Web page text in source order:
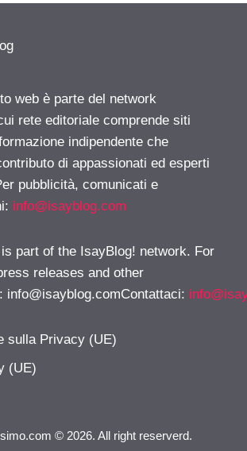
web è parte del network
rete editoriale comprende siti
indipendente che
di appassionati ed esperti
pubblicità, comunicati e
info@isayblog.com
part of the IsayBlog! network. For
releases and other
info@isayblog.comContattaci:
sulla Privacy (UE)
(UE)
© 2026. All right reserverd.